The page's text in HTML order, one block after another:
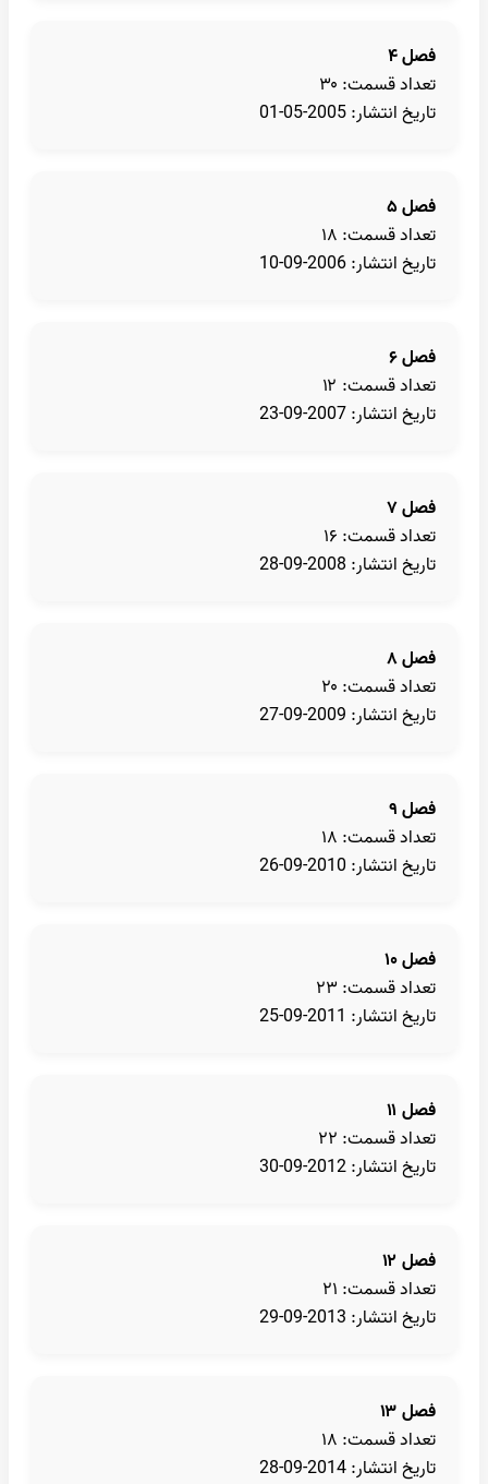
فصل ۴
تعداد قسمت: ۳۰
تاریخ انتشار: 2005-05-01
فصل ۵
تعداد قسمت: ۱۸
تاریخ انتشار: 2006-09-10
فصل ۶
تعداد قسمت: ۱۲
تاریخ انتشار: 2007-09-23
فصل ۷
تعداد قسمت: ۱۶
تاریخ انتشار: 2008-09-28
فصل ۸
تعداد قسمت: ۲۰
تاریخ انتشار: 2009-09-27
فصل ۹
تعداد قسمت: ۱۸
تاریخ انتشار: 2010-09-26
فصل ۱۰
تعداد قسمت: ۲۳
تاریخ انتشار: 2011-09-25
فصل ۱۱
تعداد قسمت: ۲۲
تاریخ انتشار: 2012-09-30
فصل ۱۲
تعداد قسمت: ۲۱
تاریخ انتشار: 2013-09-29
فصل ۱۳
تعداد قسمت: ۱۸
تاریخ انتشار: 2014-09-28